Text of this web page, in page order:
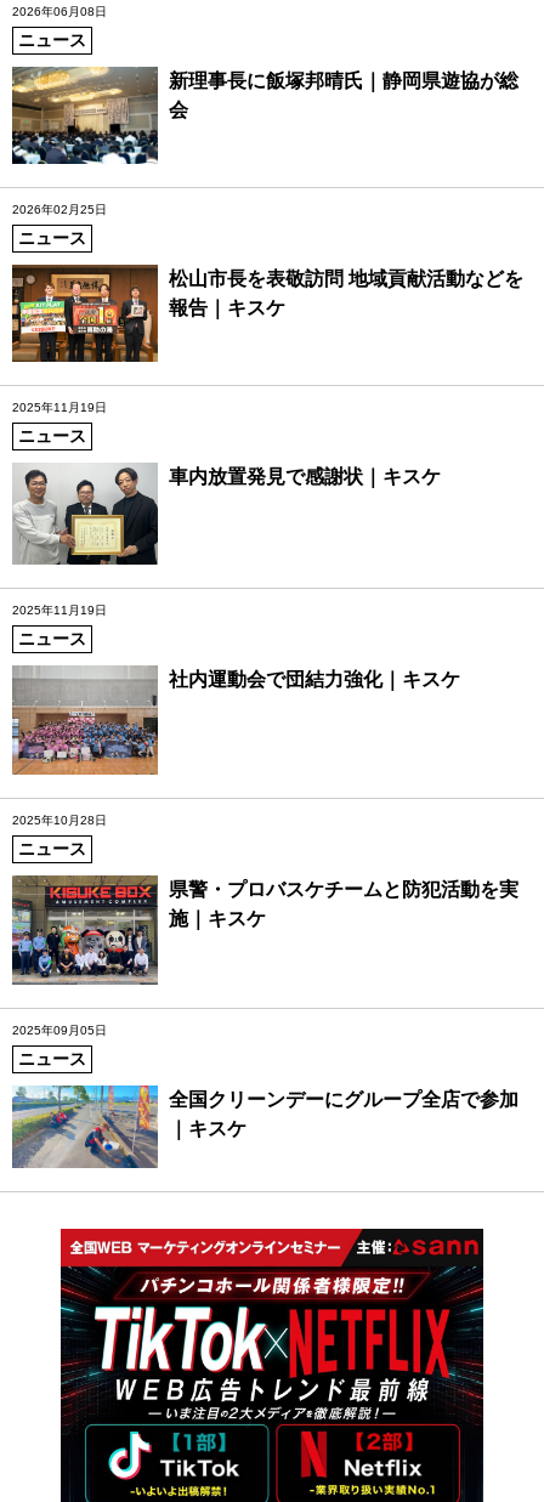
2026年06月08日
ニュース
新理事長に飯塚邦晴氏｜静岡県遊協が総
会
2026年02月25日
ニュース
松山市長を表敬訪問 地域貢献活動などを
報告｜キスケ
2025年11月19日
ニュース
車内放置発見で感謝状｜キスケ
2025年11月19日
ニュース
社内運動会で団結力強化｜キスケ
2025年10月28日
ニュース
県警・プロバスケチームと防犯活動を実
施｜キスケ
2025年09月05日
ニュース
全国クリーンデーにグループ全店で参加
｜キスケ